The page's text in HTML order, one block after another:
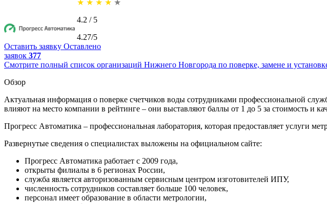
★ ★ ★ ★ ★
4.2 / 5
4.27/5
Оставить заявку Оставлено
заявок 377
Смотрите полный список организаций Нижнего Новгорода по поверке, замене и
Обзор
Актуальная информация о поверке счетчиков воды сотрудниками профессиональной
влияют на место компании в рейтинге – они выставляют баллы от 1 до 5 за стоимость и
Прогресс Автоматика – профессиональная лаборатория, которая предоставляет услуги
Развернутые сведения о специалистах выложены на официальном сайте:
Прогресс Автоматика работает с 2009 года,
открыты филиалы в 6 регионах России,
служба является авторизованным сервисным центром изготовителей ИПУ,
численность сотрудников составляет больше 100 человек,
персонал имеет образование в области метрологии,